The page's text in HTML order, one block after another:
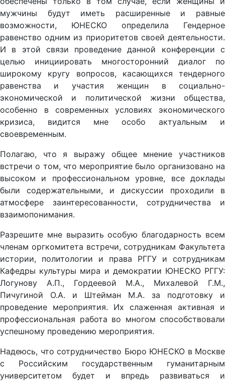
мужчины будут иметь расширенные и равные
возможности, ЮНЕСКО определила Гендерное
равенство одним из приоритетов своей деятельности.
И в этой связи проведение данной конференции с
целью инициировать многосторонний диалог по
широкому кругу вопросов, касающихся тендерного
равенства и участия женщин в социально-
экономической и политической жизни общества,
особенно в современных условиях экономического
кризиса, видится мне особо актуальным и
своевременным.
Полагаю, что я выражу общее мнение участников
встречи о том, что мероприятие было организовано на
высоком и профессиональном уровне, все доклады
были содержательными, и дискуссии проходили в
атмосфере заинтересованности, сотрудничества и
взаимопонимания.
Разрешите мне выразить особую благодарность всем
членам оргкомитета встречи, сотрудникам Факультета
истории, политологии и права РГГУ и сотрудникам
Кафедры культуры мира и демократии ЮНЕСКО РГГУ:
Логунову А.П., Гордеевой М.А., Михалевой Г.М.,
Пичугиной О.А. и Штейман М.А. за подготовку и
проведение мероприятия. Их слаженная активная и
профессиональная работа во многом способствовали
успешному проведению мероприятия.
Надеюсь, что сотрудничество Бюро ЮНЕСКО в Москве
с Российским государственным гуманитарным
университетом будет и впредь развиваться и